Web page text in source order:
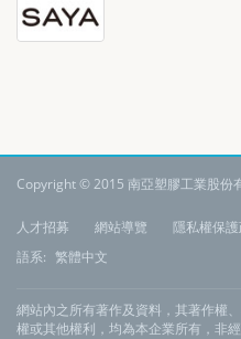
Copyright © 2015 南亞塑膠工業股份
人才招募 網站導覽 隱私權保
語系: 繁體中文
網站內之所有著作及資料，其著作權
權或其他權利，均為本企業所有，非